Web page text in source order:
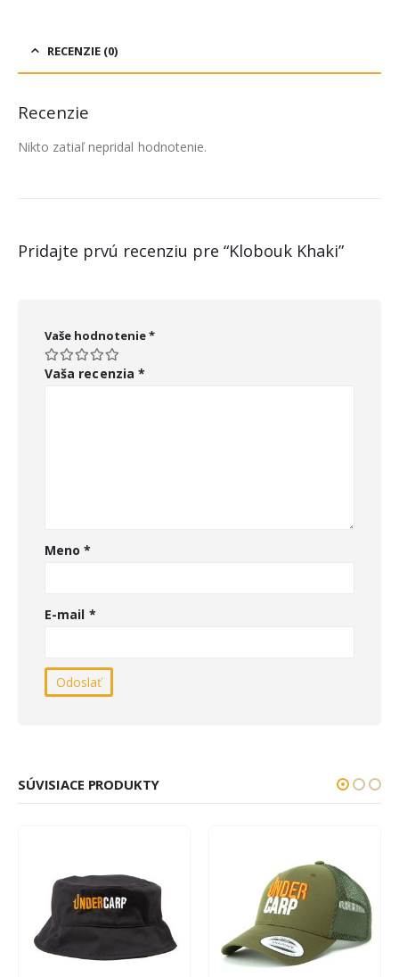
RECENZIE (0)
Recenzie
Nikto zatiaľ nepridal hodnotenie.
Pridajte prvú recenziu pre “Klobouk Khaki”
Vaše hodnotenie*
Vaša recenzia *
Meno*
E-mail *
SÚVISIACE PRODUKTY
NIE JE NA SKLADE